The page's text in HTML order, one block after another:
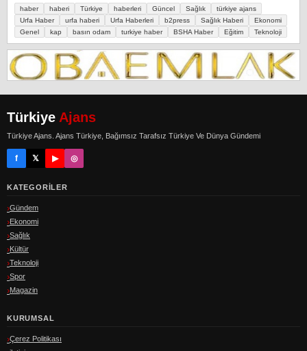
haber haberi Türkiye haberleri Güncel Sağlık
türkiye ajans
Urfa Haber
urfa haberi Urfa Haberleri b2press Sağlık Haberi
Ekonomi
Genel
kap basın odam turkiye haber BSHA Haber Eğitim Teknoloji
Türkiye Ajans
Türkiye Ajans. Ajans Türkiye, Bağımsız Tarafsız Türkiye Ve Dünya Gündemi
f 𝕏 ▶ ◎
KATEGORILER
Gündem
Ekonomi
Sağlık
Kültür
Teknoloji
Spor
Magazin
KURUMSAL
Çerez Politikası